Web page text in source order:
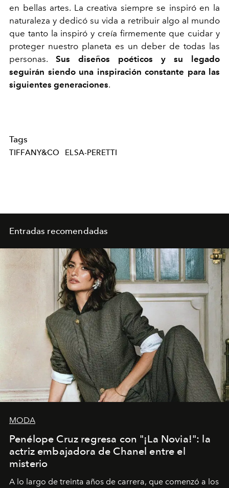
en bellas artes. La creativa siempre se inspiró en la
naturaleza y dedicó su vida a retribuir algo al mundo
que tanto la inspiró y creía firmemente que cuidar y
proteger nuestro planeta es un deber de todas las
personas. Sus diseños poéticos y su legado
seguirán siendo una inspiración constante para las
siguientes generaciones.
Tags
TIFFANY&CO ELSA-PERETTI
Entradas recomendadas
MODA
Penélope Cruz regresa con "¡La Novia!": la
actriz embajadora de Chanel entre el
misterio
A lo largo de treinta años de carrera, que comenzó a los